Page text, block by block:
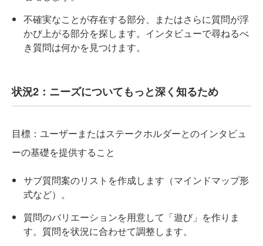
不確実なことが存在する部分、またはさらに質問が浮
かび上がる部分を探します。インタビューで尋ねるべ
き質問は何かを見つけます。
状況2：ニーズについてもっと深く知るため
目標：ユーザーまたはステークホルダーとのインタビュ
ーの基礎を提供すること
サブ質問案のリストを作成します（マインドマップ形
式など）。
質問のバリエーションを用意して「遊び」を作りま
す。質問を状況に合わせて調整します。